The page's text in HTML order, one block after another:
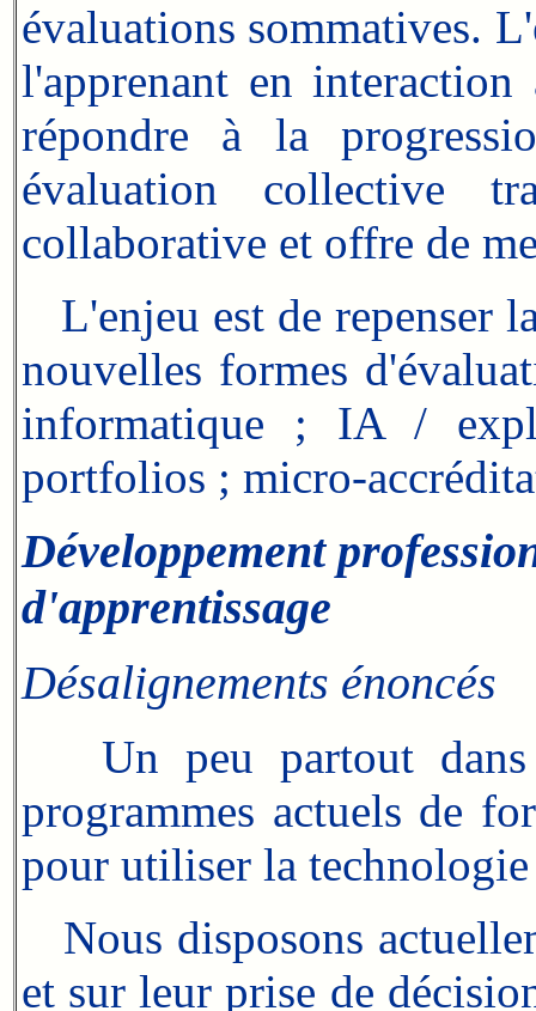
évaluations sommatives.
l'apprenant en interaction
répondre à la
évaluation collective
collaborative et offre de
L'enjeu est de repenser
nouvelles formes
informatique ; IA /
portfolios ; micro-
Développement
d'apprentissage
Désalignements énoncés
Un peu partout dans
programmes actuels de
pour utiliser la technologie
Nous disposons
et sur leur prise de